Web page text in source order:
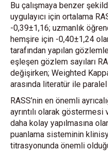
Bu çalışmaya benzer
uygulayıcı için ortalama
-0,39±1,16; uzmanlık
hemşire için -0,40±1,24
tarafından yapılan
eşleşen gözlem sayıları
değişirken; Weighted
arasında literatür ile
RASS’nin en önemli
ayrıntılı olarak
daha kolay yapılmasına
puanlama sisteminin
titrasyonunda önemli